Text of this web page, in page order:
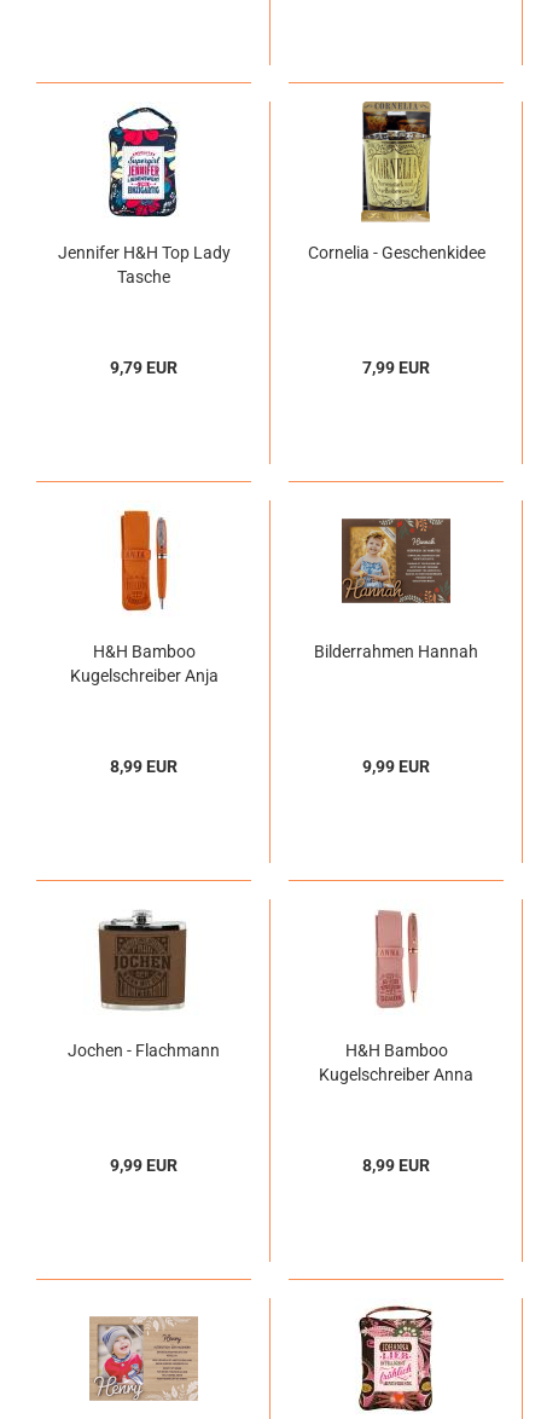
Jennifer H&H Top Lady
Tasche
9,79 EUR
Cornelia - Geschenkidee
7,99 EUR
H&H Bamboo
Kugelschreiber Anja
8,99 EUR
Bilderrahmen Hannah
9,99 EUR
Jochen - Flachmann
9,99 EUR
H&H Bamboo
Kugelschreiber Anna
8,99 EUR